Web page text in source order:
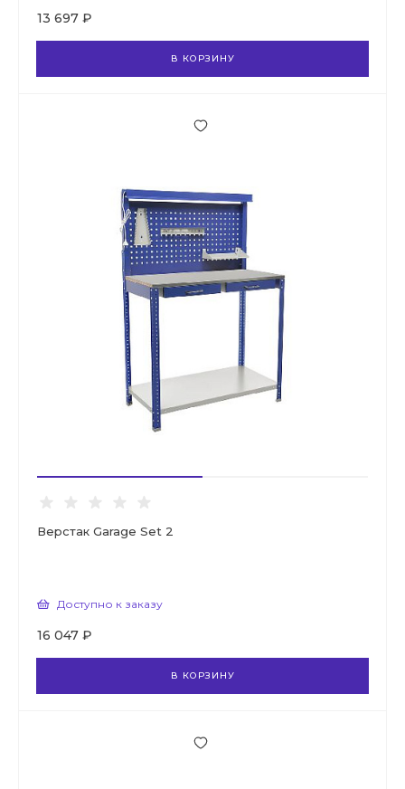
13 697 ₽
В КОРЗИНУ
Верстак Garage Set 2
Доступно к заказу
16 047 ₽
В КОРЗИНУ